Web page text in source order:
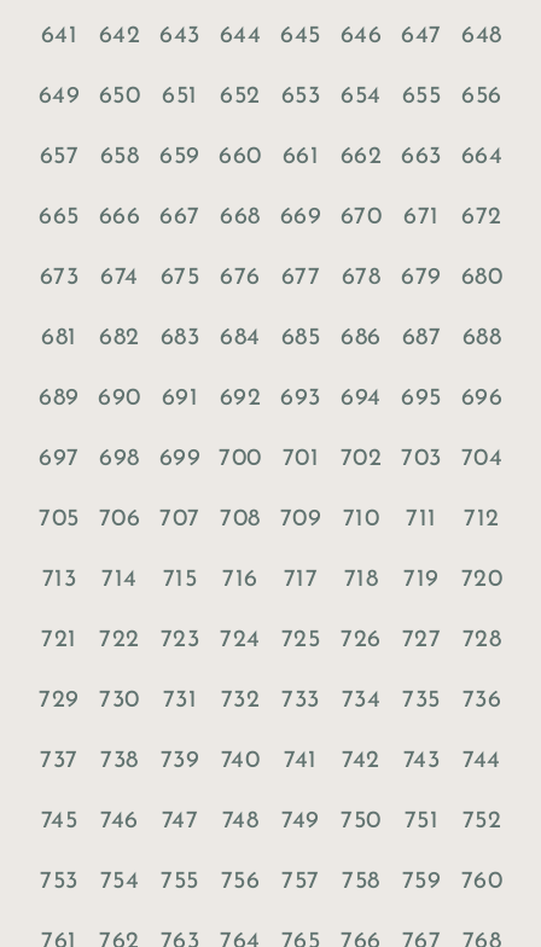
641 642 643 644 645 646 647 648
649 650 651 652 653 654 655 656
657 658 659 660 661 662 663 664
665 666 667 668 669 670 671 672
673 674 675 676 677 678 679 680
681 682 683 684 685 686 687 688
689 690 691 692 693 694 695 696
697 698 699 700 701 702 703 704
705 706 707 708 709 710 711 712
713 714 715 716 717 718 719 720
721 722 723 724 725 726 727 728
729 730 731 732 733 734 735 736
737 738 739 740 741 742 743 744
745 746 747 748 749 750 751 752
753 754 755 756 757 758 759 760
761 762 763 764 765 766 767 768